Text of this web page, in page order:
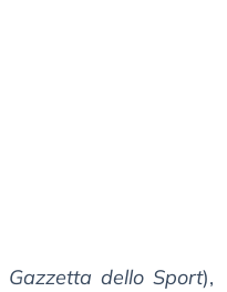
Gazzetta dello Sport),